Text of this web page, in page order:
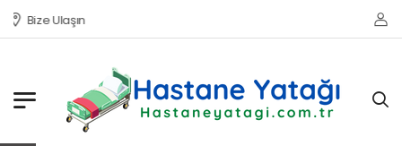
Bize Ulaşın